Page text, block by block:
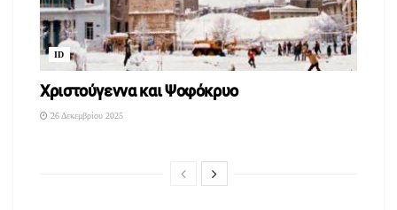
ID
Χριστούγεννα και Ψοφόκρυο
26 Δεκεμβρίου 2025